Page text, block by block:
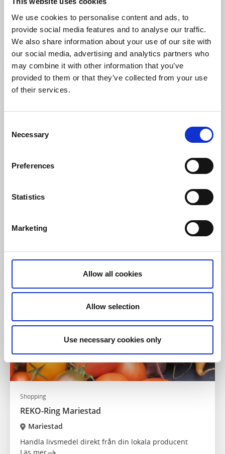
We use cookies to personalise content and ads, to
provide social media features and to analyse our traffic.
We also share information about your use of our site with
our social media, advertising and analytics partners who
may combine it with other information that you’ve
provided to them or that they’ve collected from your use
of their services.
Selection
Necessary
Preferences
Statistics
Marketing
Allow all cookies
Allow selection
Use necessary cookies only
Torsöl
Segolstorp, Mariestad
Småskaligt hantverksbryggeri vid Vänerns strand
Shopping
Mariestad
Läs mer
Shopping
REKO-Ring Mariestad
Mariestad
Handla livsmedel direkt från din lokala producent